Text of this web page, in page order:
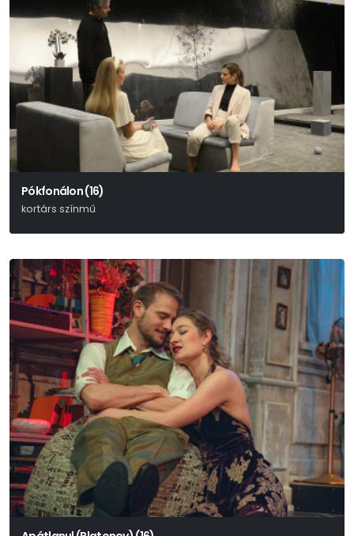
Pókfonálon (16)
kortárs színmű